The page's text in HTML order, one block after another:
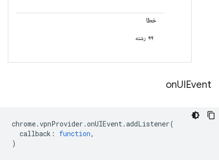
خطا
رشته
onUIEvent
chrome.vpnProvider .onUIEvent.addListener(
callback : function,
)